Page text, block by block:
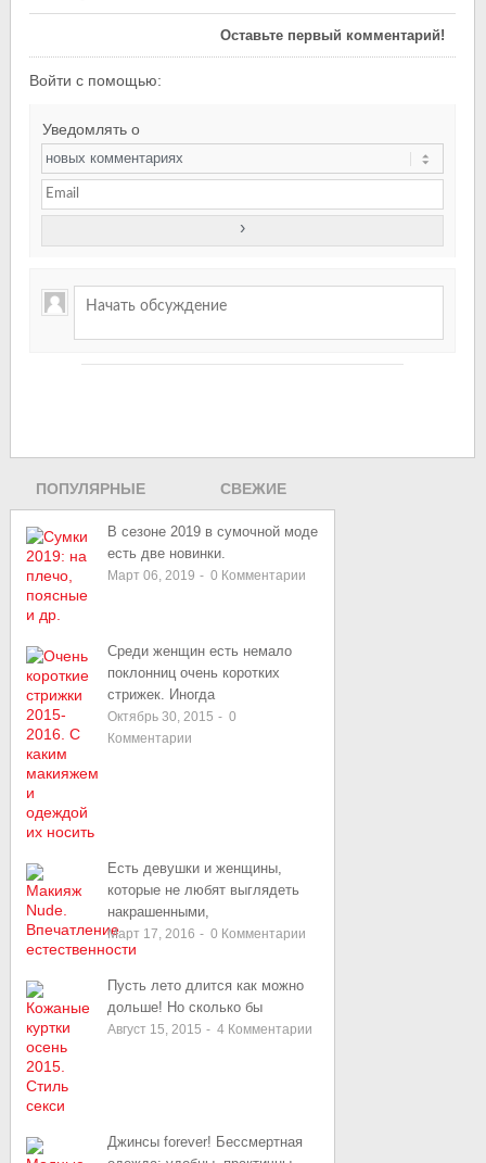
Оставьте первый комментарий!
Войти с помощью:
Уведомлять о
ПОПУЛЯРНЫЕ
ЗАПИСИ
СВЕЖИЕ
В сезоне 2019 в сумочной моде
есть две новинки.
Март 06, 2019 - 0 Комментарии
Среди женщин есть немало
поклонниц очень коротких
стрижек. Иногда
Октябрь 30, 2015 - 0
Комментарии
Есть девушки и женщины,
которые не любят выглядеть
накрашенными,
Март 17, 2016 - 0 Комментарии
Пусть лето длится как можно
дольше! Но сколько бы
Август 15, 2015 - 4Комментарии
Джинсы forever! Бессмертная